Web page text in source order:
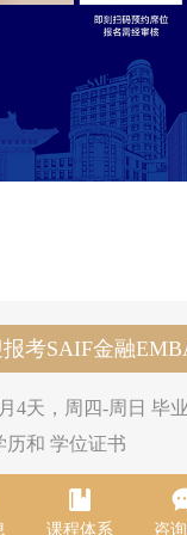
考SAIF金融
4天，周四-周日 毕
历和 学位证书
课程体系 咨